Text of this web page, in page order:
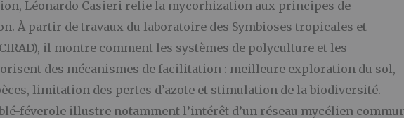
Léonardo Casieri relie la mycorhization aux principes de
À partir de travaux du laboratoire des Symbioses tropicales et
il montre comment les systèmes de polyculture et les
des mécanismes de facilitation : meilleure exploration du sol,
limitation des pertes d’azote et stimulation de la biodiversité.
féverole illustre notamment l’intérêt d’un réseau mycélien